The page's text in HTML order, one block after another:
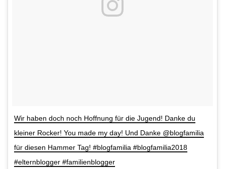
Wir haben doch noch Hoffnung für die Jugend! Danke du
kleiner Rocker! You made my day! Und Danke @blogfamilia
für diesen Hammer Tag! #blogfamilia #blogfamilia2018
#elternblogger #familienblogger